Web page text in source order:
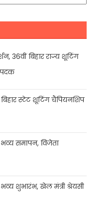
36वीं बिहार राज्य शूटिंग
पदक
बिहार स्टेट शूटिंग चैंपियनशिप
समापन, विजेता
शुभारंभ, खेल मंत्री श्रेयसी